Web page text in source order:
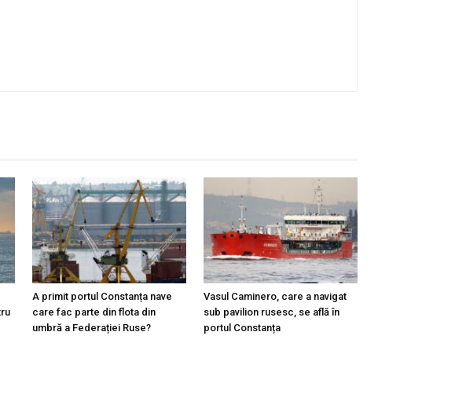
A primit portul Constanța nave
care fac parte din flota din
umbră a Federației Ruse?
Vasul Caminero, care a navigat
sub pavilion rusesc, se află în
portul Constanța